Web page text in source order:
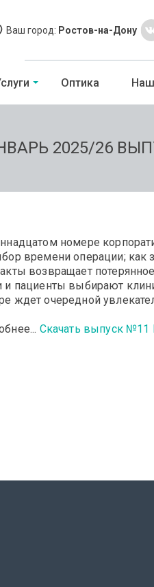
Ваш город: Ростов-на-Дону
Оптика
2025/26
номере
времени операции; как
возвращает
и пациенты выбирают
ждет очередной
Скачать выпуск №11